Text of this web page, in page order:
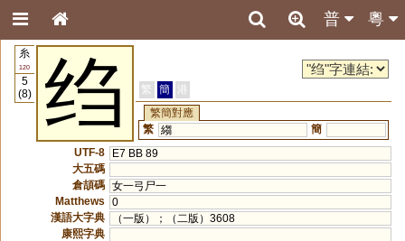
粵
普
糸
120
5
(8)
绉 繁 簡
港
繁簡對應
繁 縐
簡
UTF-8
E7 BB 89
大五碼
倉頡碼 女一弓尸一
Matthews
0
漢語大字典
（一版）；（二版）3608
康熙字典